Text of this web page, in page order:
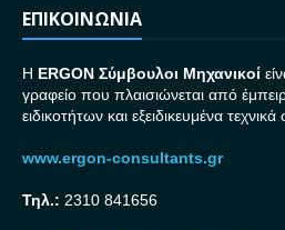
ΕΠΙΚΟΙΝΩΝΙΑ
H ERGON Σύμβουλοι Μηχανικοί
γραφείο που πλαισιώνεται από
ειδικοτήτων και εξειδικευμένα τεχνικά
www.ergon-consultants.gr
Τηλ.: 2310 841656